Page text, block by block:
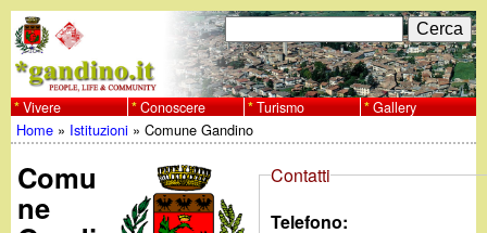
al
contenuto
principale
w
w
F
o
r
d
C
e
r
c
a
Vivere Conoscere Turismo Gallery
Tu
sei
Home » Istituzioni »Comune Gandino
Comu
ne
Contatti
Telefono: